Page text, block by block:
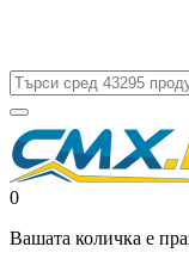
0
Вашата количка е